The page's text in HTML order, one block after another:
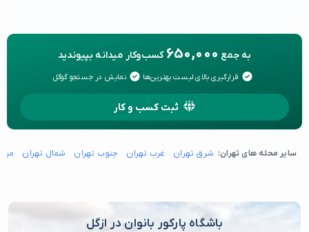
به جمع 650,000 کسب‌وکار میدانه بپیوندید
قرارگیری بالای لیست بهترین‌ها نمایش در جستجو گوگل
ثبت کسب و کار
سایر محله های تهران: شرق تهران غرب تهران جنوب تهران شمال تهران
باشگاه پارکور بانوان در ازگل